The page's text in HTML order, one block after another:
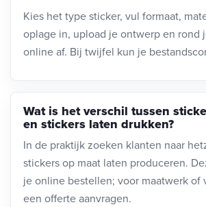
Kies het type sticker, vul formaat,
oplage in, upload je ontwerp en rond
online af. Bij twijfel kun je
Wat is het verschil tussen
en stickers laten drukken?
In de praktijk zoeken klanten naar
stickers op maat laten produceren.
je online bestellen; voor maatwerk of
een offerte aanvragen.